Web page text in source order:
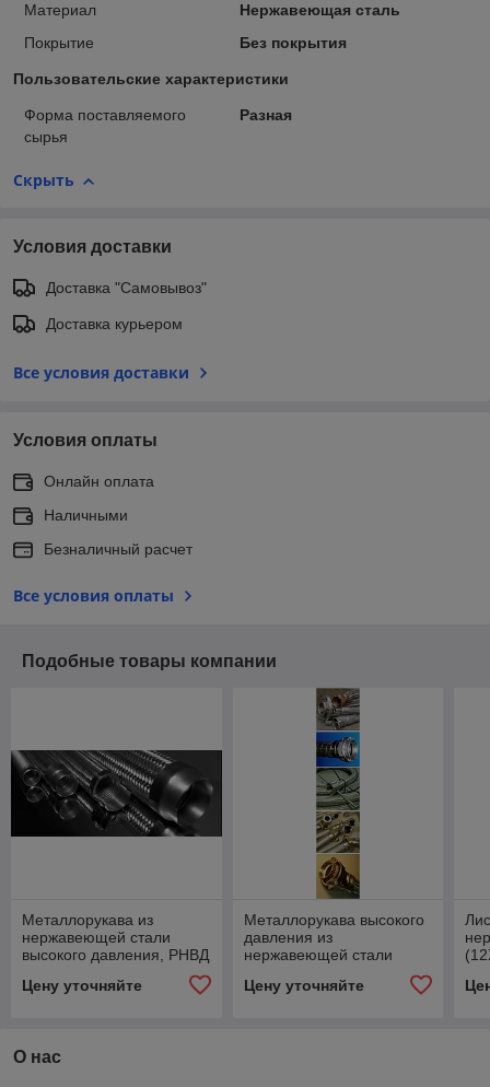
Материал
Нержавеющая сталь
Покрытие
Без покрытия
Пользовательские характеристики
Форма поставляемого
сырья
Разная
Скрыть
Условия доставки
Доставка "Самовывоз"
Доставка курьером
Все условия доставки
Условия оплаты
Онлайн оплата
Наличными
Безналичный расчет
Все условия оплаты
Подобные товары компании
Металлорукава из
нержавеющей стали
высокого давления, РНВД
Цену уточняйте
Металлорукава высокого
давления из
нержавеющей стали
Цену уточняйте
О нас